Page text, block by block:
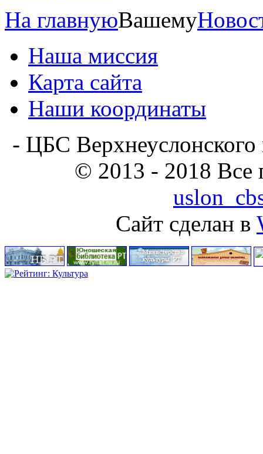
На главнуюВашему
Наша миссия
Карта сайта
Наши координаты
- ЦБС
© 2013 - 2018
Сайт сделан в